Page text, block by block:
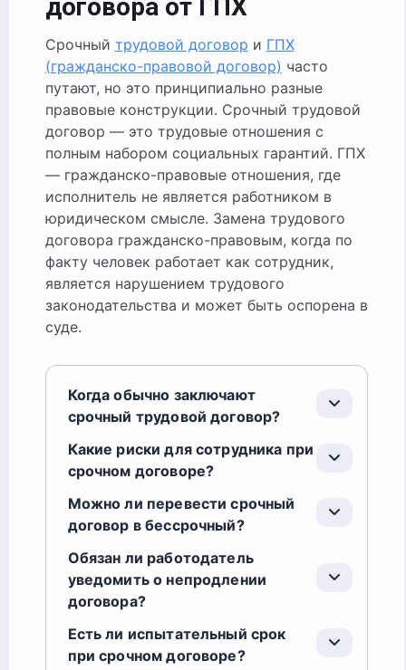
договора от ГПХ
Срочный трудовой договор и ГПХ
(гражданско-правовой договор) часто
путают, но это принципиально разные
правовые конструкции. Срочный трудовой
договор — это трудовые отношения с
полным набором социальных гарантий. ГПХ
— гражданско-правовые отношения, где
исполнитель не является работником в
юридическом смысле. Замена трудового
договора гражданско-правовым, когда по
факту человек работает как сотрудник,
является нарушением трудового
законодательства и может быть оспорена в
суде.
Когда обычно заключают
срочный трудовой договор?
Какие риски для сотрудника при
срочном договоре?
Можно ли перевести срочный
договор в бессрочный?
Обязан ли работодатель
уведомить о непродлении
договора?
Есть ли испытательный срок
при срочном договоре?